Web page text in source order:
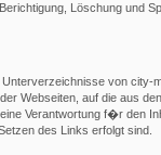
Löschung und
von city-
Webseiten, auf die aus
Verantwortung f�r den
des Links erfolgt sind.